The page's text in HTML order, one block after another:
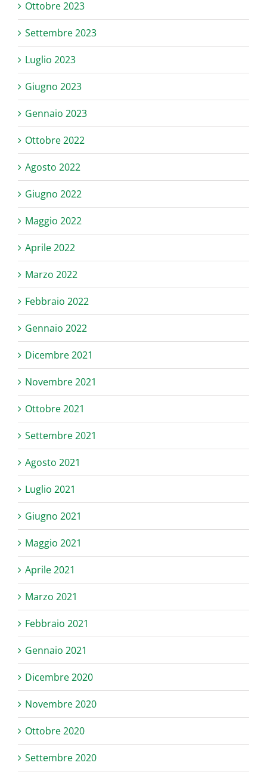
Ottobre 2023
Settembre 2023
Luglio 2023
Giugno 2023
Gennaio 2023
Ottobre 2022
Agosto 2022
Giugno 2022
Maggio 2022
Aprile 2022
Marzo 2022
Febbraio 2022
Gennaio 2022
Dicembre 2021
Novembre 2021
Ottobre 2021
Settembre 2021
Agosto 2021
Luglio 2021
Giugno 2021
Maggio 2021
Aprile 2021
Marzo 2021
Febbraio 2021
Gennaio 2021
Dicembre 2020
Novembre 2020
Ottobre 2020
Settembre 2020